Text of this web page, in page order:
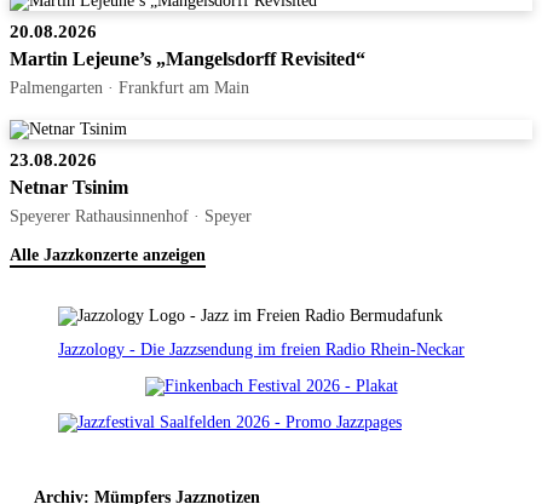
20.08.2026
Martin Lejeune’s „Mangelsdorff Revisited“
Palmengarten · Frankfurt am Main
23.08.2026
Netnar Tsinim
Speyerer Rathausinnenhof · Speyer
Alle Jazzkonzerte anzeigen
Jazzology - Die Jazzsendung im freien Radio Rhein-Neckar
Archiv: Mümpfers Jazznotizen